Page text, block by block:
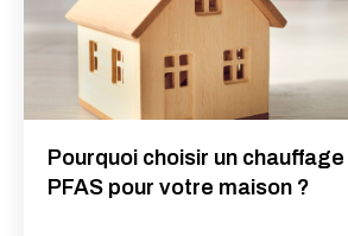
Pourquoi choisir un
PFAS pour votre maison ?